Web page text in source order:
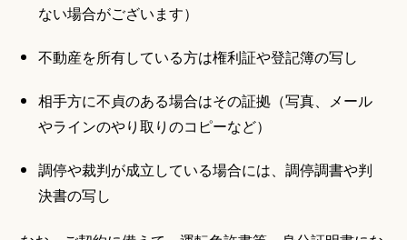
ない場合がございます）
不動産を所有している方は権利証や登記簿の写し
相手方に不貞のある場合はその証拠（写真、メール
やラインのやり取りのコピーなど）
調停や裁判が成立している場合には、調停調書や判
決書の写し